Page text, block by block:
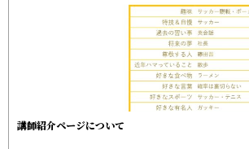
講師紹介ページについて